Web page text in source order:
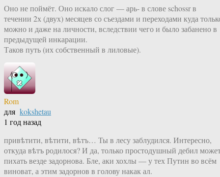
Оно не поймёт. Оно искало слог — арь- в слове schossr в
течении 2х (двух) месяцев со съездами и переходами куда
можно и даже на личности, вследствии чего и было забанено в
предыдущей инкарации.
Таков путь (их собственный в лиловые).
Rom
для kokshetau
1 год назад
привѣтити, вѣтити, вѣтъ… Ты в лесу заблудился. Интересно,
откуда вѣтъ родилося? И да, только простодушный дебил
пихать везде задорнова. Бле, аки хохлы — у тех Путин во всём
виноват, а этим задорнов в голову накак ал.